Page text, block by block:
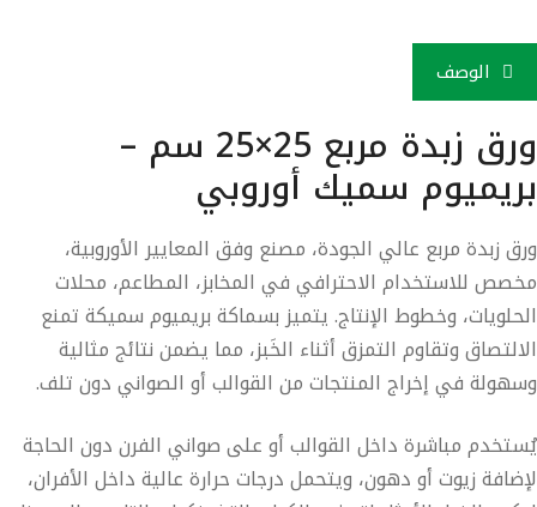
الوصف
ورق زبدة مربع 25×25 سم –
سميك أوروبي
زبدة مربع عالي الجودة، مصنع وفقالمعايير الأوروبية،
للاستخدام الاحترافي في المخابز، المطاعم، محلات
وخطوط الإنتاج. يتميز بسماكةبريميوم سميكةتمنع
وتقاوم التمزق أثناء الخَبز، مما يضمن نتائج مثالية
في إخراج المنتجات من القوالب أو الصواني دون تلف.
مباشرة داخل القوالب أو على صواني الفرن دون الحاجة
زيوت أو دهون، ويتحمل درجات حرارة عالية داخل الأفران،